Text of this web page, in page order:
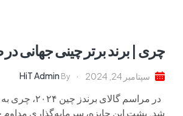
چری | برند برتر چینی جهانی
سپتامبر 24, 2024 By
HiT Admin
در مراسم
شد. پشت این جایزه، سرمایه‌گذاری